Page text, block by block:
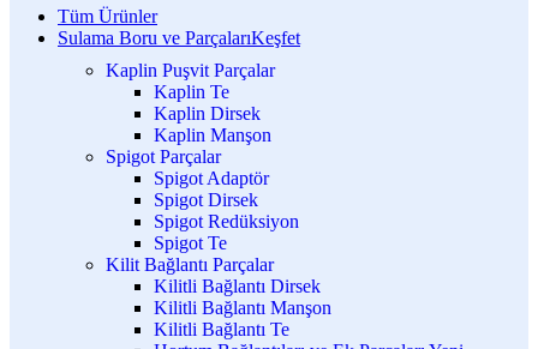
Tüm Ürünler
Sulama Boru ve ParçalarıKeşfet
Kaplin Puşvit Parçalar
Kaplin Te
Kaplin Dirsek
Kaplin Manşon
Spigot Parçalar
Spigot Adaptör
Spigot Dirsek
Spigot Redüksiyon
Spigot Te
Kilit Bağlantı Parçalar
Kilitli Bağlantı Dirsek
Kilitli Bağlantı Manşon
Kilitli Bağlantı Te